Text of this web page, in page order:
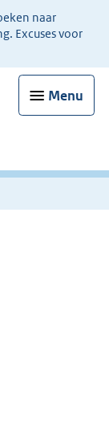
naar
Excuses voor
Menu